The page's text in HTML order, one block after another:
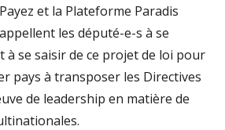
et la Plateforme Paradis
les député-e-s à se
se saisir de ce projet de loi pour
pays à transposer les Directives
de leadership en matière de